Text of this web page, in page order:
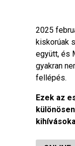
2025
kiskorúak
együtt, és
gyakran
fellépés.
Ezek az